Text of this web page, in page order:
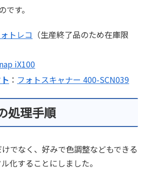
す。
トレコ （生産終了品のため在庫限
iX100
： フォトスキャナー 400-SCN039
処理手順
でなく、好みで色調整などもできる
化することにしました。